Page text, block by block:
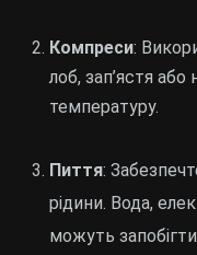
Компреси:
лоб, зап’ястя
температуру.
Пиття:
рідини. Вода,
можуть